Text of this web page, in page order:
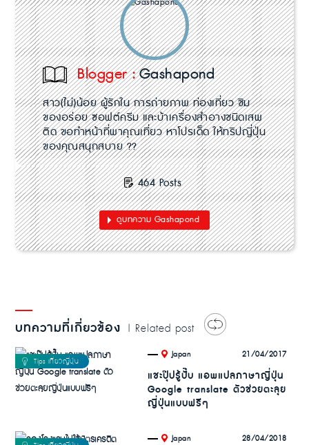
Blogger :Gashapond
สาว(ไม่)น้อย ผู้รักใน การถ่ายภาพ ท่องเที่ยว ชิม
ของอร่อย ซอฟต์ครีม และบ้าเครื่องสำอางชนิดเสพ
ติด ขอทำหน้าที่พาคุณเที่ยว หาโปรเด็ด ให้ทริปญี่ปุ่น
ของคุณสนุกสบาย ??
464 Posts
ดูบทความ Gashapond
บทความที่เกี่ยวข้อง | Related post
. Japan 21/04/2017
แชะปุ๊ปรู้ปั๊บ แอพแปลภาษาญี่ปุ่น
Google translate ตัวช่วยตะลุย
ญี่ปุ่นแบบฟรีๆ
. Japan 28/04/2018